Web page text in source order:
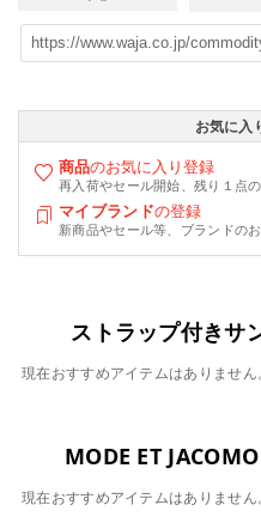
お気に入
商品のお気に入り登録
再入荷やセール開始、残り１点
マイブランドの登録
新商品やセール等、ブランドの
ストラップ付きサ
現在おすすめアイテムはありません。
MODE ET
現在おすすめアイテムはありません。